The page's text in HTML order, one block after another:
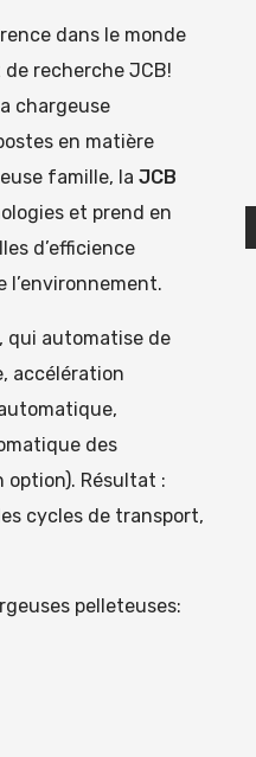
dans le monde
recherche JCB!
chargeuse
en matière
famille, la JCB
et prend en
d’efficience
l’environnement.
qui automatise de
accélération
des
Résultat :
cycles de transport,
pelleteuses: